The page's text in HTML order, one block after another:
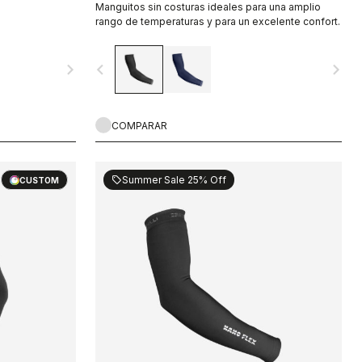
navigate_next
Manguitos sin costuras ideales para una amplio
rango de temperaturas y para un excelente confort.
navigate_before navigate_next
COMPARAR
CUSTOM sellSummer Sale 25% Off